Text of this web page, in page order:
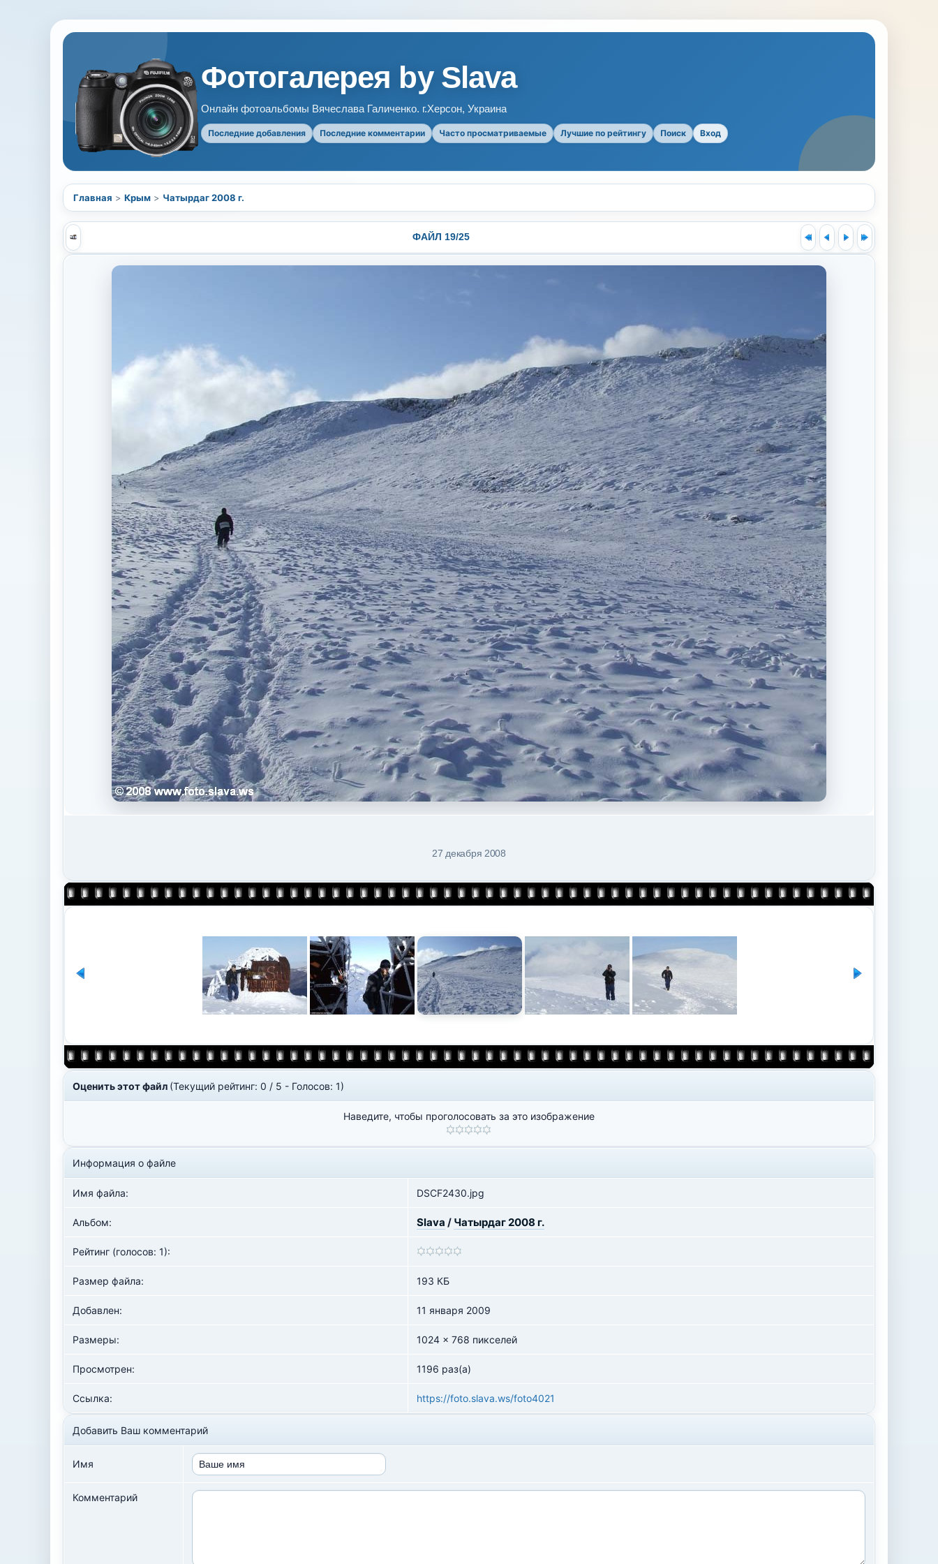
Фотогалерея by Slava
Онлайн фотоальбомы Вячеслава Галиченко. г.Херсон, Украина
Последние добавления Последние комментарии Часто просматриваемые Лучшие по рейтингу Поиск Вход
Главная > Крым > Чатырдаг 2008 г.
ФАЙЛ 19/25
27 декабря 2008
Оценить этот файл (Текущий рейтинг: 0 / 5 - Голосов: 1)
Наведите, чтобы проголосовать за это изображение
Информация о файле
Имя файла: DSCF2430.jpg
Альбом: Slava / Чатырдаг 2008 г.
Рейтинг (голосов: 1):
Размер файла: 193 КБ
Добавлен: 11 января 2009
Размеры: 1024 x 768 пикселей
Просмотрен: 1196 раз(а)
Ссылка: https://foto.slava.ws/foto4021
Добавить Ваш комментарий
Имя
Комментарий